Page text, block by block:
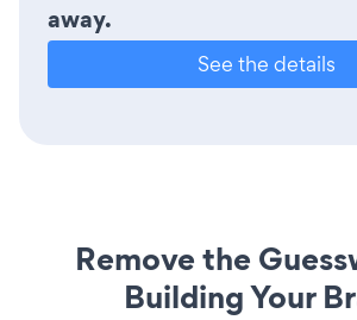
away.
See the details
Remove the
Building Your